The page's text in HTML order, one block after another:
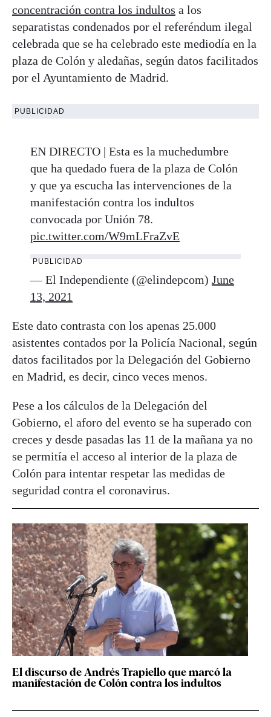
concentración contra los indultos a los
separatistas condenados por el referéndum ilegal
celebrada que se ha celebrado este mediodía en la
plaza de Colón y aledañas, según datos facilitados
por el Ayuntamiento de Madrid.
PUBLICIDAD
EN DIRECTO | Esta es la muchedumbre
que ha quedado fuera de la plaza de Colón
y que ya escucha las intervenciones de la
manifestación contra los indultos
convocada por Unión 78.
pic.twitter.com/W9mLFraZvE
PUBLICIDAD
— El Independiente (@elindepcom) June
13, 2021
Este dato contrasta con los apenas 25.000
asistentes contados por la Policía Nacional, según
datos facilitados por la Delegación del Gobierno
en Madrid, es decir, cinco veces menos.
Pese a los cálculos de la Delegación del
Gobierno, el aforo del evento se ha superado con
creces y desde pasadas las 11 de la mañana ya no
se permitía el acceso al interior de la plaza de
Colón para intentar respetar las medidas de
seguridad contra el coronavirus.
El discurso de Andrés Trapiello que marcó la
manifestación de Colón contra los indultos